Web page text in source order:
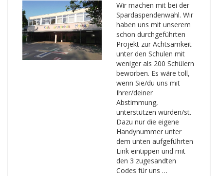
Wir machen mit bei der
Spardaspendenwahl. Wir
haben uns mit unserem
schon durchgeführten
Projekt zur Achtsamkeit
unter den Schulen mit
weniger als 200 Schülern
beworben. Es wäre toll,
wenn Sie/du uns mit
Ihrer/deiner
Abstimmung,
unterstützen würden/st.
Dazu nur die eigene
Handynummer unter
dem unten aufgeführten
Link eintippen und mit
den 3 zugesandten
Codes für uns …